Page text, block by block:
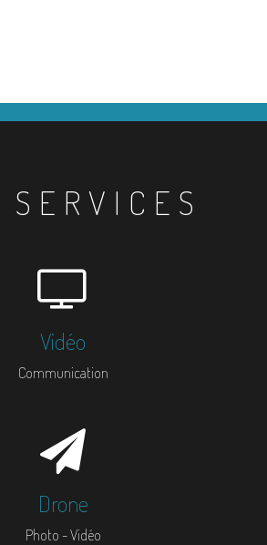
SERVICES
Vidéo
Communication
Drone
Photo - Vidéo